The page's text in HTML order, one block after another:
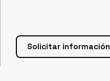
Solicitar información